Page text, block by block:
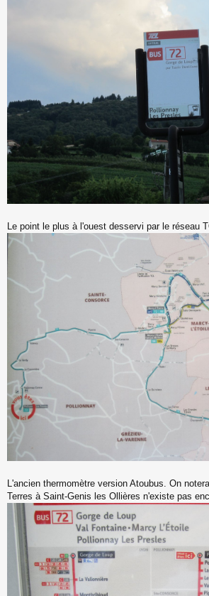
Le point le plus à l'ouest desservi par le réseau
L'ancien thermomètre version Atoubus. On
Terres à Saint-Genis les Ollières n'existe pas